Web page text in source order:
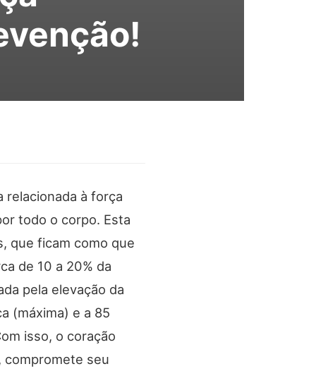
relacionada à força
todo o corpo. Esta
que ficam como que
de 10 a 20% da
pela elevação da
(máxima) e a 85
isso, o coração
compromete seu